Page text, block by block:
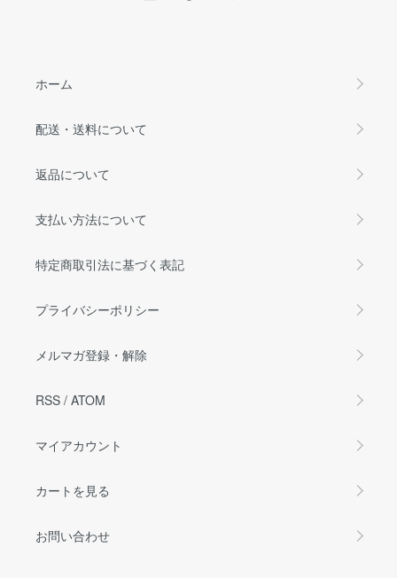
ホーム
配送・送料について
返品について
支払い方法について
特定商取引法に基づく表記
プライバシーポリシー
メルマガ登録・解除
RSS / ATOM
マイアカウント
カートを見る
お問い合わせ